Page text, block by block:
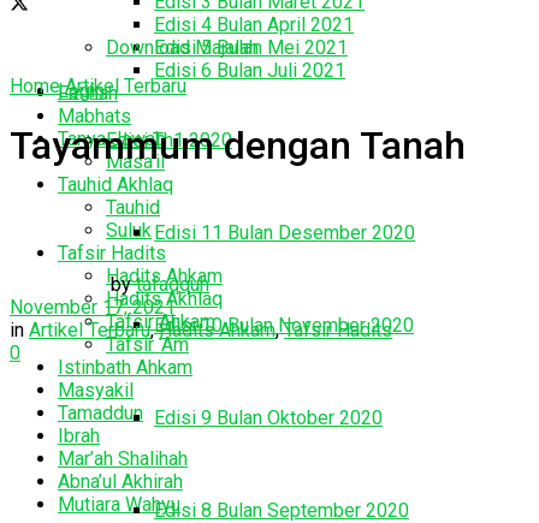
Login
Edisi 4 Bulan April 2021
Edisi 5 Bulan Mei 2021
Edisi 6 Bulan Juli 2021
Fatihah
Mabhats
Tanya Jawab
Masa’il
Tauhid Akhlaq
Tauhid
Suluk
Tafsir Hadits
Hadits Ahkam
Hadits Akhlaq
Tafsir Ahkam
Tafsir ‘Am
Istinbath Ahkam
Masyakil
Tamaddun
Ibrah
Mar’ah Shalihah
Abna’ul Akhirah
Mutiara Wahyu
Download Majalah
Edisi Th1 2020
Edisi 11 Bulan Desember 2020
Edisi 10 Bulan November 2020
Edisi 9 Bulan Oktober 2020
Edisi 8 Bulan September 2020
Home Artikel Terbaru
Tayammum dengan Tanah
by tafaqquh
November 17, 2021
in Artikel Terbaru,Hadits Ahkam,Tafsir Hadits
0